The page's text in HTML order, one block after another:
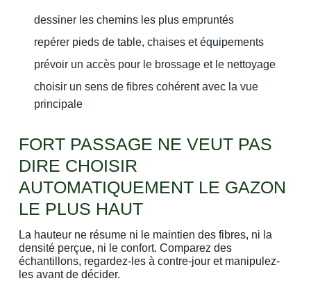
dessiner les chemins les plus empruntés
repérer pieds de table, chaises et équipements
prévoir un accès pour le brossage et le nettoyage
choisir un sens de fibres cohérent avec la vue
principale
FORT PASSAGE NE VEUT PAS
DIRE CHOISIR
AUTOMATIQUEMENT LE GAZON
LE PLUS HAUT
La hauteur ne résume ni le maintien des fibres, ni la
densité perçue, ni le confort. Comparez des
échantillons, regardez-les à contre-jour et manipulez-
les avant de décider.